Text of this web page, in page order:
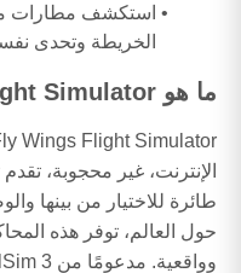
استكشف مطارات
الخريطة وتحدى
ما هو Fly Wings Flight Simulator؟
حول العالم، توفر هذه